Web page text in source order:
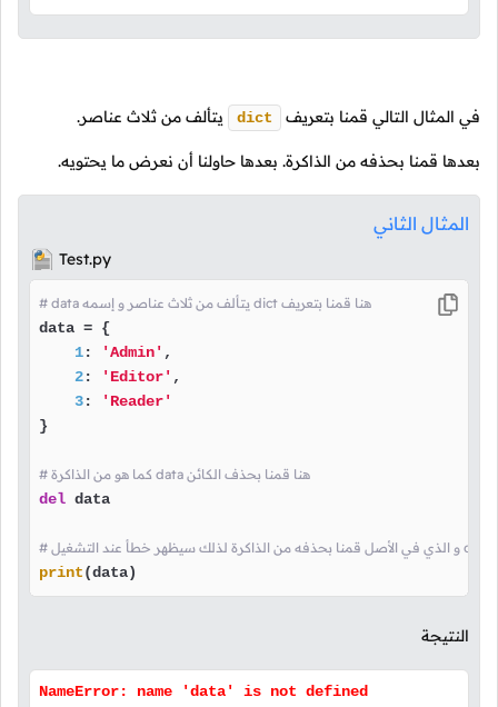
في المثال التالي قمنا بتعريف dict يتألف من ثلاث عناصر.
بعدها قمنا بحذفه من الذاكرة. بعدها حاولنا أن نعرض ما يحتويه.
المثال الثاني
Test.py
# data يتألف من ثلاث عناصر و إسمه dict هنا قمنا بتعريف
data = {
1: 'Admin' ,
2: 'Editor' ,
3:
'Reader'
}
# كما هو من الذاكرة data هنا قمنا بحذف الكائن
del data
print(data)
النتيجة
NameError: name 'data' is not defined